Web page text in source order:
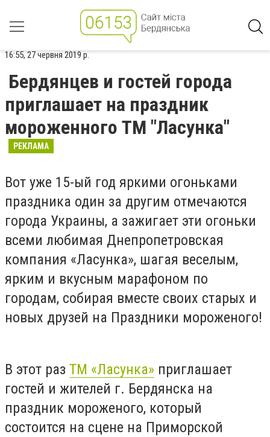
16:55, 27 червня 2019 р.
Бердянцев и гостей города
приглашает на праздник
мороженного ТМ "Ласунка"
РЕКЛАМА
Вот уже 15-ый год яркими огоньками
праздника один за другим отмечаются
города Украины, а зажигает эти огоньки
всеми любимая Днепропетровская
компания «Ласунка», шагая веселым,
ярким и вкусным марафоном по
городам, собирая вместе своих старых и
новых друзей на Праздники мороженого!
В этот раз ТМ «Ласунка» приглашает
гостей и жителей г. Бердянска на
праздник мороженого, который
состоится на сцене на Приморской